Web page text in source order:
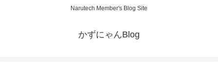
Narutech Member's Blog Site
かずにゃんBlog